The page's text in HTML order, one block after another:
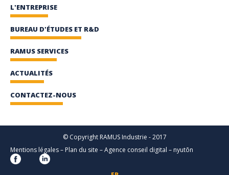
L'ENTREPRISE
BUREAU D'ÉTUDES ET R&D
RAMUS SERVICES
ACTUALITÉS
CONTACTEZ-NOUS
© Copyright RAMUS Industrie - 2017
Mentions légales– Plan du site –Agence conseil digital – nyutōn